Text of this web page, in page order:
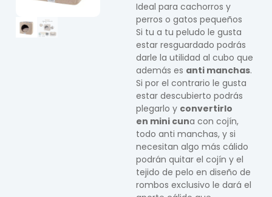
Ideal para cachorros y
perros o gatos pequeños
Si tu a tu peludo le gusta
estar resguardado podrás
darle la utilidad al cubo que
además es anti manchas.
Si por el contrario le gusta
estar descubierto podrás
plegarlo y convertirlo
en mini cuna con cojín,
todo anti manchas, y si
necesitan algo más cálido
podrán quitar el cojín y el
tejido de pelo en diseño de
rombos exclusivo le dará el